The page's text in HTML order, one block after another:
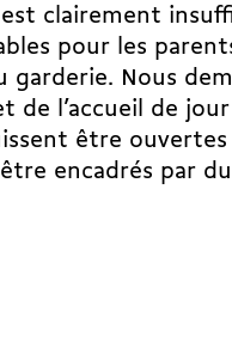
clairement
pour les
garderie. Nous
de l’accueil de
être
encadrés par